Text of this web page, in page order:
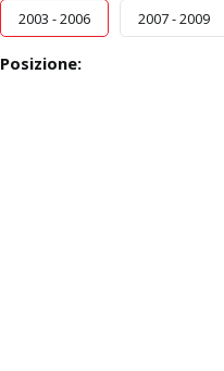
2003 - 2006 2007 - 2009
Posizione: